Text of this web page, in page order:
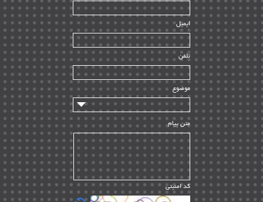
HSE | ۳۹
ساخت و نصب | ۱۲
راه اندازی | ۹
سازندگان و تامین کنندگان | ۱۰
تامین مالی و سرمایه گذاری | ۳۲
ماشین آلات
مدیریت پروژه
مدیریت دانش
مدیریت سازمانی و عمومی | ۲
تأمین کالا | ۱۳
EPC | ۲۰
ایمیل
تلفن
موضوع
متن پیام
کد امنیتی